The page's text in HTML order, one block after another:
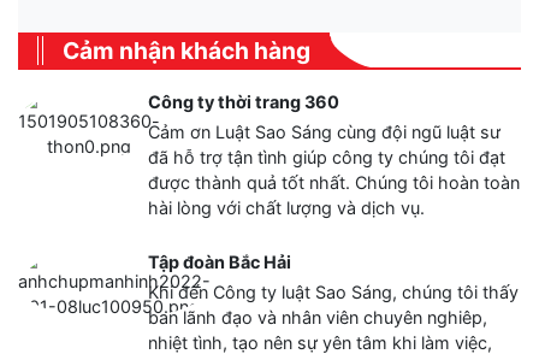
Cảm nhận khách hàng
Công ty thời trang 360
Cảm ơn Luật Sao Sáng cùng đội ngũ luật sư
đã hỗ trợ tận tình giúp công ty chúng tôi đạt
được thành quả tốt nhất. Chúng tôi hoàn toàn
hài lòng với chất lượng và dịch vụ.
Tập đoàn Bắc Hải
Khi đến Công ty luật Sao Sáng, chúng tôi thấy
ban lãnh đạo và nhân viên chuyên nghiêp,
nhiệt tình, tạo nên sự yên tâm khi làm việc,